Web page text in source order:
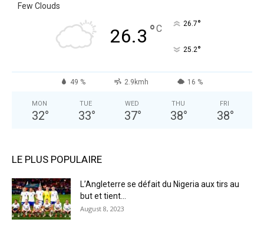
Few Clouds
26.3 °C 26.7°
25.2°
49 % 2.9kmh 16 %
MON
32°
TUE
33°
WED
37°
THU
38°
FRI
38°
LE PLUS POPULAIRE
L’Angleterre se défait du Nigeria aux tirs au
but et tient...
August 8, 2023